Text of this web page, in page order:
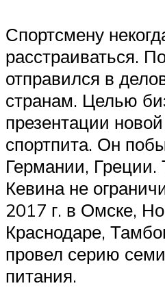
Спортсмену
расстраиваться.
отправился в
странам. Целью
презентации
спортпита. Он
Германии, Греции.
Кевина не
2017 г. в Омске,
Краснодаре,
провел серию
питания.